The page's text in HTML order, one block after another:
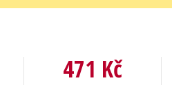
471 Kč